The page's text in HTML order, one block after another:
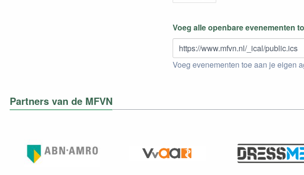
Voeg alle openbare evenementen
https://www.mfvn.nl/_ical/public.ics
Voeg evenementen toe aan je eigen
Partners van de MFVN